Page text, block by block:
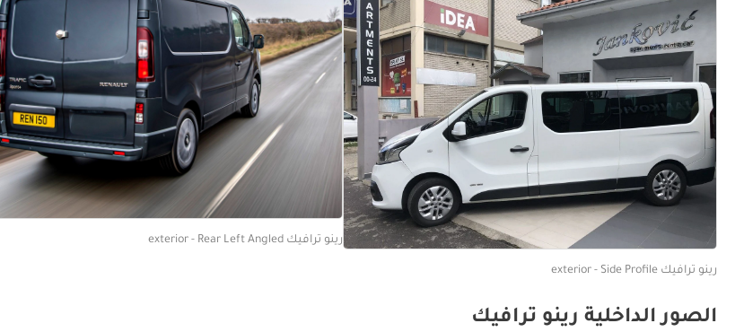
رينو ترافيك exterior - Side Profile
رينو ترافيك exterior - Rear Left Angled
الصور الداخلية رينو ترافيك